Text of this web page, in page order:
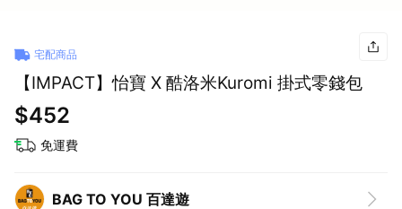
宅配商品
【IMPACT】怡寶 X 酷洛米Kuromi 掛式零錢包
$452
免運費
BAG TO YOU 百達遊